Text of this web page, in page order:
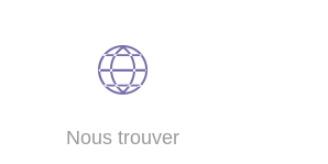
Nous trouver